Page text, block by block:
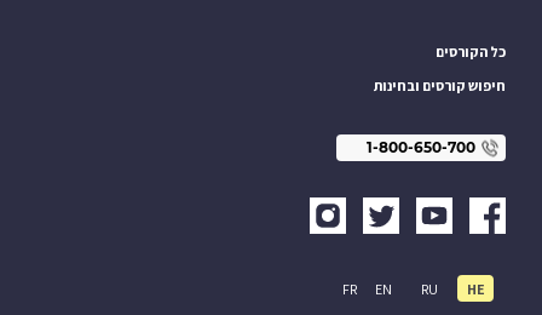
כל הקורסים
חיפוש קורסים ובחינות
1-800-650-700
HE
RU
EN
FR